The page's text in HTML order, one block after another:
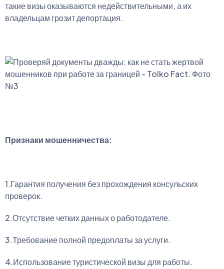
такие визы оказываются недействительными, а их
владельцам грозит депортация.
Признаки мошенничества:
1.Гарантия получения без прохождения консульских
проверок.
2.Отсутствие четких данных о работодателе.
3.Требование полной предоплаты за услуги.
4.Использование туристической визы для работы.